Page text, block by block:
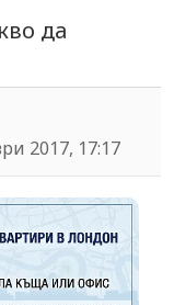
да
2017, 17:17